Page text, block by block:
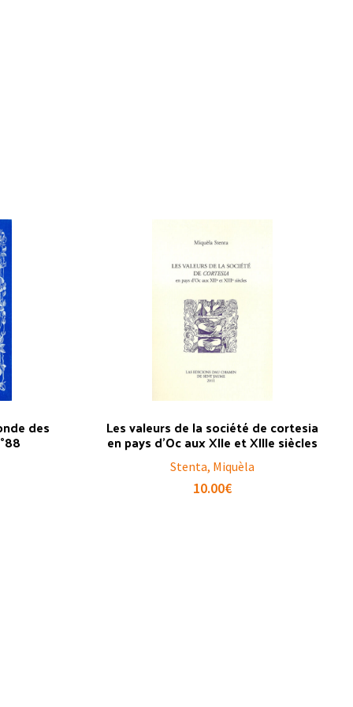
des Les valeurs de la société de cortesia
en pays d’Oc aux XIIe et XIIIe siècles
Stenta, Miquèla
10.00€